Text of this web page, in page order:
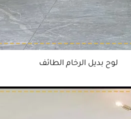
لوح بديل الرخام الطائف